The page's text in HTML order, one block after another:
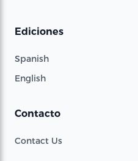
Ediciones
Spanish
English
Contacto
Contact Us